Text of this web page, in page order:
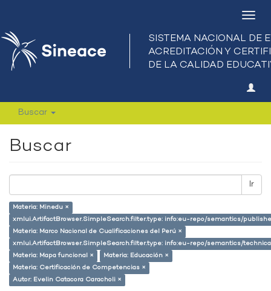
Buscar
Buscar
Ir
Materia: Minedu ×
xmlui.ArtifactBrowser.SimpleSearch.filter.type: info:eu-repo/semantics/
Materia: Marco Nacional de Cualificaciones del Perú ×
xmlui.ArtifactBrowser.SimpleSearch.filter.type: info:eu-repo/semantics/
Materia: Mapa funcional ×
Materia: Educación ×
Materia: Certificación de Competencias ×
Autor: Evelin Catacora Caracholi ×